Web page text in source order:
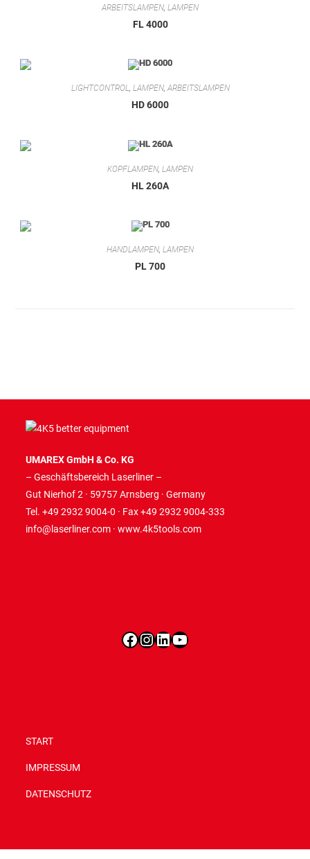
ARBEITSLAMPEN ,LAMPEN
FL 4000
LIGHTCONTROL, LAMPEN, ARBEITSLAMPEN
HD 6000
KOPFLAMPEN ,LAMPEN
HL 260A
HANDLAMPEN,LAMPEN
PL 700
UMAREX GmbH & Co. KG
– Geschäftsbereich Laserliner –
Gut Nierhof 2 · 59757 Arnsberg · Germany
Tel. +49 2932 9004-0 · Fax +49 2932 9004-333
info@laserliner.com ·www.4k5tools.com
Facebook
Instagram
LinkedInYouTube
START
IMPRESSUM
DATENSCHUTZ